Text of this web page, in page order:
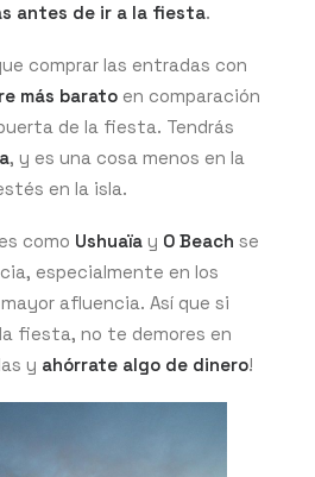
antes de ir a la fiesta.
comprar las entradas con
más barato en comparación
de la fiesta. Tendrás
, y es una cosa menos en la
en la isla.
como Ushuaïa y O Beach se
especialmente en los
afluencia. Así que si
fiesta, no te demores en
y ahórrate algo de dinero!